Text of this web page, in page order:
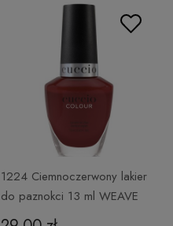
1224 Ciemnoczerwony lakier
do paznokci 13 ml WEAVE
ME ALONE